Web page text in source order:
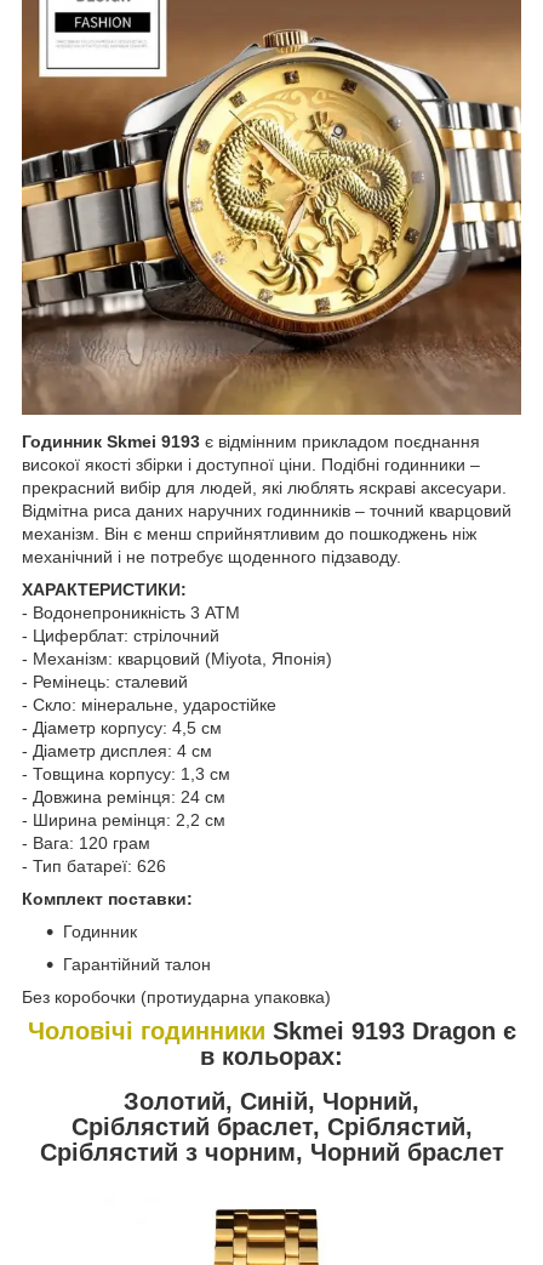
Годинник Skmei 9193 є відмінним прикладом поєднання
високої якості збірки і доступної ціни. Подібні годинники –
прекрасний вибір для людей, які люблять яскраві аксесуари.
Відмітна риса даних наручних годинників – точний кварцовий
механізм. Він є менш сприйнятливим до пошкоджень ніж
механічний і не потребує щоденного підзаводу.
ХАРАКТЕРИСТИКИ:
- Водонепроникність 3 АТМ
- Циферблат: стрілочний
- Механізм: кварцовий (Miyota, Японія)
- Ремінець: сталевий
- Скло: мінеральне, ударостійке
- Діаметр корпусу: 4,5 см
- Діаметр дисплея: 4 см
- Товщина корпусу: 1,3 см
- Довжина ремінця: 24 см
- Ширина ремінця: 2,2 см
- Вага: 120 грам
- Тип батареї: 626
Комплект поставки:
Годинник
Гарантійний талон
Без коробочки (протиударна упаковка)
Чоловічі годинники Skmei 9193 Dragon є
в кольорах:
Золотий, Синій, Чорний,
Сріблястий браслет, Сріблястий,
Сріблястий з чорним, Чорний браслет